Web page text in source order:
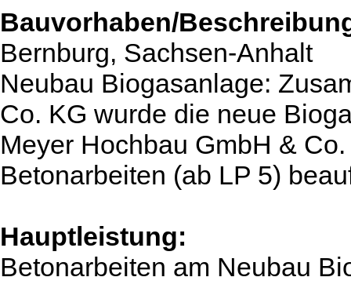
Bauvorhaben/
Bernburg, Sachsen-Anhalt
Neubau Biogasanlage:
Co. KG wurde die neue
Meyer Hochbau GmbH &
Betonarbeiten (ab LP 5)
Hauptleistung:
Betonarbeiten am Neubau